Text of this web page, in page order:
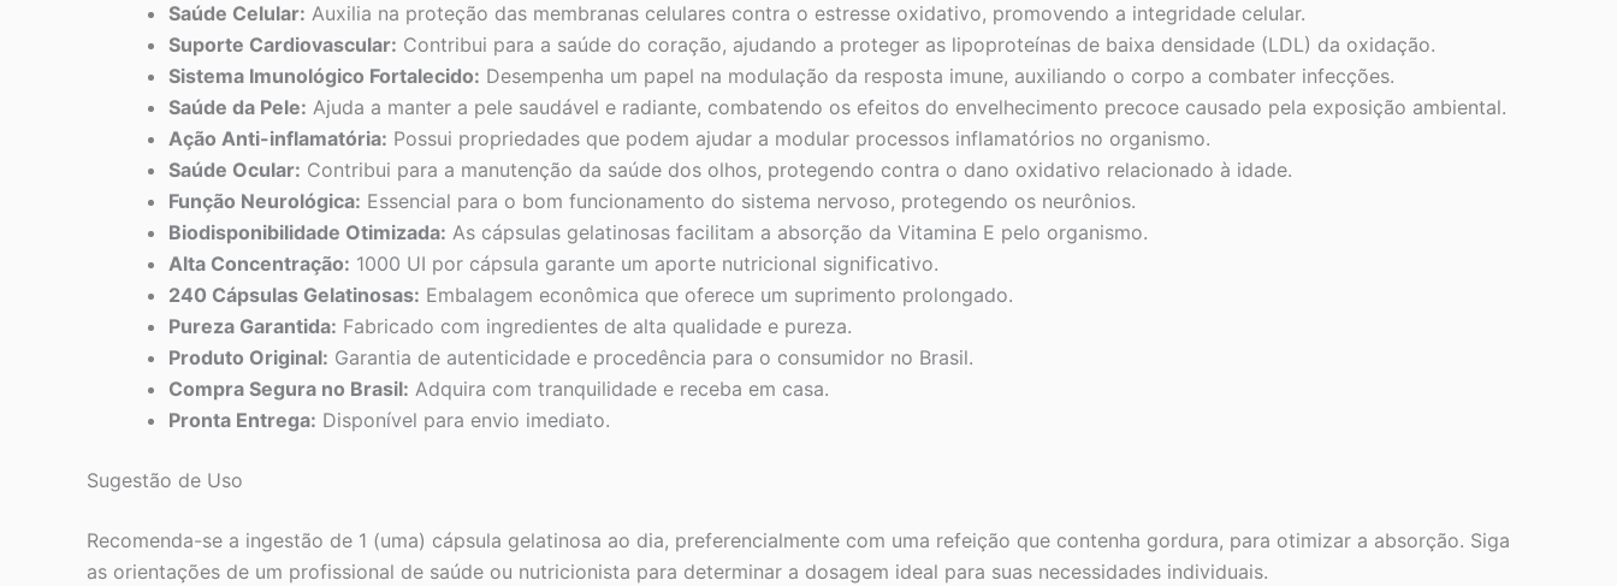
Saúde Celular: Auxilia na proteção das membranas celulares contra o estresse oxidativo, promovendo a integridade celular.
Suporte Cardiovascular: Contribui para a saúde do coração, ajudando a proteger as lipoproteínas de baixa densidade (LDL) da oxidação.
Sistema Imunológico Fortalecido: Desempenha um papel na modulação da resposta imune, auxiliando o corpo a combater infecções.
Saúde da Pele: Ajuda a manter a pele saudável e radiante, combatendo os efeitos do envelhecimento precoce causado pela exposição ambiental.
Ação Anti-inflamatória: Possui propriedades que podem ajudar a modular processos inflamatórios no organismo.
Saúde Ocular: Contribui para a manutenção da saúde dos olhos, protegendo contra o dano oxidativo relacionado à idade.
Função Neurológica: Essencial para o bom funcionamento do sistema nervoso, protegendo os neurônios.
Biodisponibilidade Otimizada: As cápsulas gelatinosas facilitam a absorção da Vitamina E pelo organismo.
Alta Concentração: 1000 UI por cápsula garante um aporte nutricional significativo.
240 Cápsulas Gelatinosas: Embalagem econômica que oferece um suprimento prolongado.
Pureza Garantida: Fabricado com ingredientes de alta qualidade e pureza.
Produto Original: Garantia de autenticidade e procedência para o consumidor no Brasil.
Compra Segura no Brasil: Adquira com tranquilidade e receba em casa.
Pronta Entrega: Disponível para envio imediato.
Sugestão de Uso
Recomenda-se a ingestão de 1 (uma) cápsula gelatinosa ao dia, preferencialmente com uma refeição que contenha gordura, para otimizar a absorção. Siga
as orientações de um profissional de saúde ou nutricionista para determinar a dosagem ideal para suas necessidades individuais.